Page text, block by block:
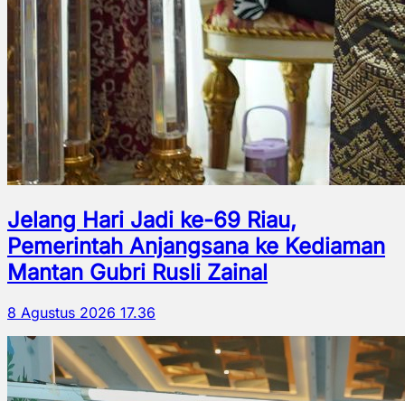
Jelang Hari Jadi ke-69 Riau,
Pemerintah Anjangsana ke Kediaman
Mantan Gubri Rusli Zainal
8 Agustus 2026 17.36